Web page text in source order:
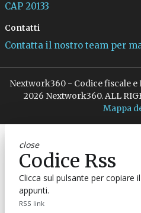
CAP 20133
Contatti
Contatta il nostro team per
Nextwork360 - Codice fiscale
2026 Nextwork360. ALL
Mappa
close
Codice Rss
Clicca sul pulsante per copiare il
appunti.
RSS link